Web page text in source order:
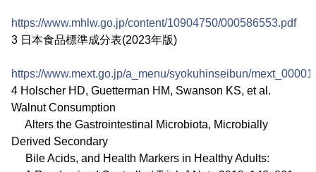
https://www.mhlw.go.jp/content/10904750/000586553.pdf
3 日本食品標準成分表(2023年版)
https://www.mext.go.jp/a_menu/syokuhinseibun/
4 Holscher HD, Guetterman HM, Swanson KS, et al.
Walnut Consumption
Alters the Gastrointestinal Microbiota, Microbially
Derived Secondary
Bile Acids, and Health Markers in Healthy Adults: